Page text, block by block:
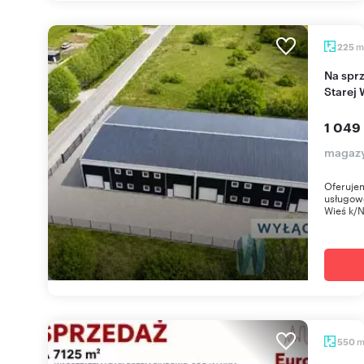
225 m
Na sprzedaż nowoczesny magazyn 225 m² w
Starej
1 049
Wieś k/
550 m